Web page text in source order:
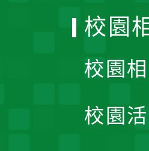
校園
校園
校園